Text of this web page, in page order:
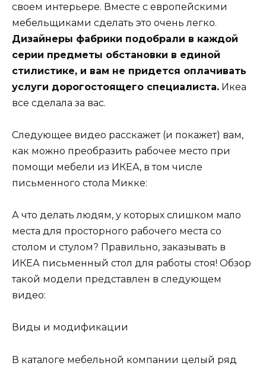
своем интерьере. Вместе с европейскими
мебельщиками сделать это очень легко.
Дизайнеры фабрики подобрали в каждой
серии предметы обстановки в единой
стилистике, и вам не придется оплачивать
услуги дорогостоящего специалиста. Икеа
все сделала за вас.
Следующее видео расскажет (и покажет) вам,
как можно преобразить рабочее место при
помощи мебели из ИКЕА, в том числе
письменного стола Микке:
А что делать людям, у которых слишком мало
места для просторного рабочего места со
столом и стулом? Правильно, заказывать в
ИКЕА письменный стол для работы стоя! Обзор
такой модели представлен в следующем
видео:
Виды и модификации
В каталоге мебельной компании целый ряд